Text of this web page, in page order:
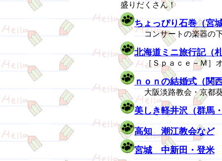
盛りだくさん！
ちょっぴり石巻（宮
コンサートの楽器の下
北海道ミニ旅行記（
［Ｓｐａｃｅ－Ｍ］オ
ｎｏｎの結婚式（関
大阪淡路教会・京都葵
美しき軽井沢（群馬
高知 潮江教会など
宮城 中新田・登米